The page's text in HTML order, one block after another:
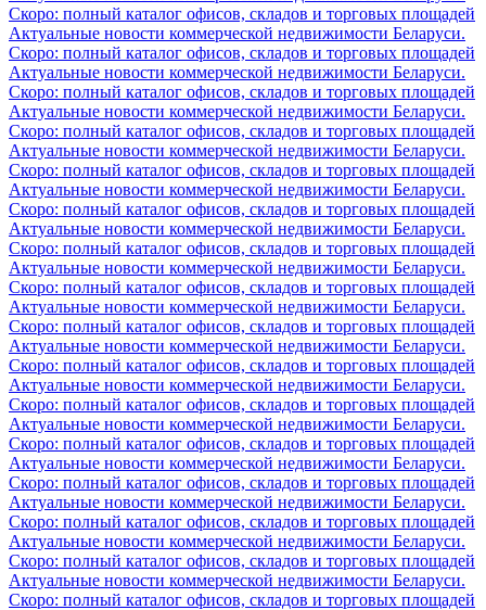
Скоро: полный каталог офисов, складов и торговых площадей
Актуальные новости коммерческой недвижимости Беларуси.
Скоро: полный каталог офисов, складов и торговых площадей
Актуальные новости коммерческой недвижимости Беларуси.
Скоро: полный каталог офисов, складов и торговых площадей
Актуальные новости коммерческой недвижимости Беларуси.
Скоро: полный каталог офисов, складов и торговых площадей
Актуальные новости коммерческой недвижимости Беларуси.
Скоро: полный каталог офисов, складов и торговых площадей
Актуальные новости коммерческой недвижимости Беларуси.
Скоро: полный каталог офисов, складов и торговых площадей
Актуальные новости коммерческой недвижимости Беларуси.
Скоро: полный каталог офисов, складов и торговых площадей
Актуальные новости коммерческой недвижимости Беларуси.
Скоро: полный каталог офисов, складов и торговых площадей
Актуальные новости коммерческой недвижимости Беларуси.
Скоро: полный каталог офисов, складов и торговых площадей
Актуальные новости коммерческой недвижимости Беларуси.
Скоро: полный каталог офисов, складов и торговых площадей
Актуальные новости коммерческой недвижимости Беларуси.
Скоро: полный каталог офисов, складов и торговых площадей
Актуальные новости коммерческой недвижимости Беларуси.
Скоро: полный каталог офисов, складов и торговых площадей
Актуальные новости коммерческой недвижимости Беларуси.
Скоро: полный каталог офисов, складов и торговых площадей
Актуальные новости коммерческой недвижимости Беларуси.
Скоро: полный каталог офисов, складов и торговых площадей
Актуальные новости коммерческой недвижимости Беларуси.
Скоро: полный каталог офисов, складов и торговых площадей
Актуальные новости коммерческой недвижимости Беларуси.
Скоро: полный каталог офисов, складов и торговых площадей